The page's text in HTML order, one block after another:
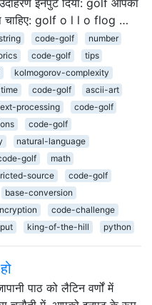
इनपुट दिया: golf आपका
चाहिए: golf o l l o flog …
code-golf
number
code-golf
tips
kolmogorov-complexity
code-golf
ascii-art
processing
code-golf
code-golf
natural-language
golf
math
source
code-golf
base-conversion
code-challenge
king-of-the-hill python
पाठ को लैटिन वर्णों में